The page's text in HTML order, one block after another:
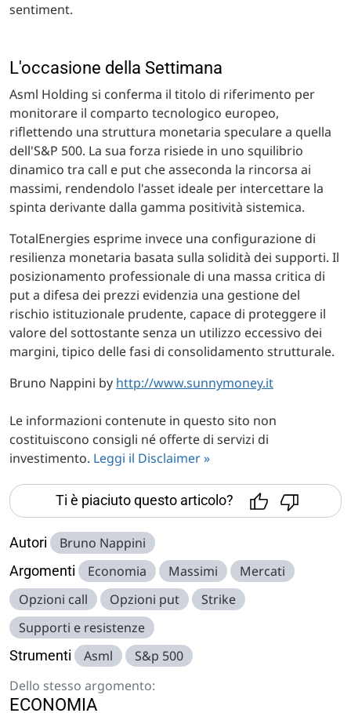
sentiment.
L'occasione della Settimana
Asml Holding si conferma il titolo di riferimento per
monitorare il comparto tecnologico europeo,
riflettendo una struttura monetaria speculare a quella
dell'S&P 500. La sua forza risiede in uno squilibrio
dinamico tra call e put che asseconda la rincorsa ai
massimi, rendendolo l'asset ideale per intercettare la
spinta derivante dalla gamma positività sistemica.
TotalEnergies esprime invece una configurazione di
resilienza monetaria basata sulla solidità dei supporti. Il
posizionamento professionale di una massa critica di
put a difesa dei prezzi evidenzia una gestione del
rischio istituzionale prudente, capace di proteggere il
valore del sottostante senza un utilizzo eccessivo dei
margini, tipico delle fasi di consolidamento strutturale.
Bruno Nappini by http://www.sunnymoney.it
Le informazioni contenute in questo sito non
costituiscono consigli né offerte di servizi di
investimento. Leggi il Disclaimer »
Ti è piaciuto questo articolo?
Autori Bruno Nappini
Argomenti Economia Massimi
Mercati
Opzioni call
Opzioni put
Strike
Supporti e resistenze
Strumenti Asml
S&p 500
Dello stesso argomento:
ECONOMIA